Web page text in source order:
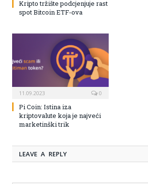
Kripto tržište podcjenjuje rast
spot Bitcoin ETF-ova
11.09.2023 0
Pi Coin: Istina iza
kriptovalute koja je najveći
marketinški trik
LEAVE A REPLY